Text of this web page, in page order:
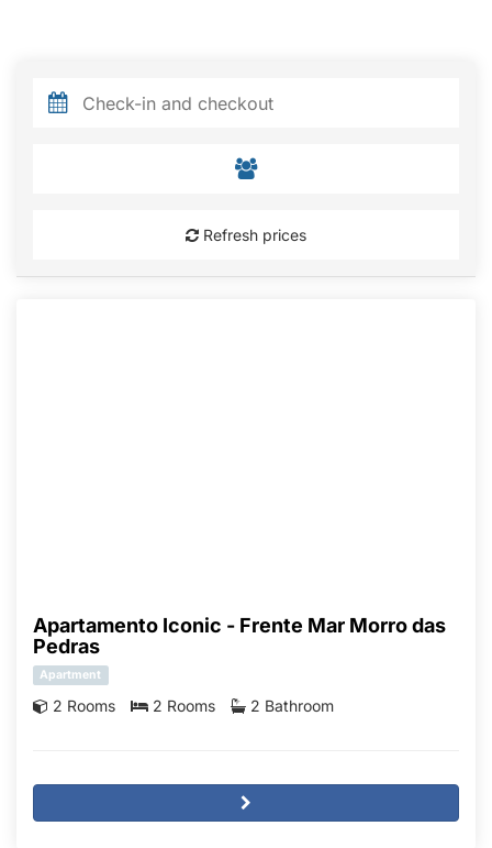
Refresh prices
Apartamento Iconic - Frente Mar Morro das
Pedras
Apartment
2 Rooms 2 Rooms 2 Bathroom